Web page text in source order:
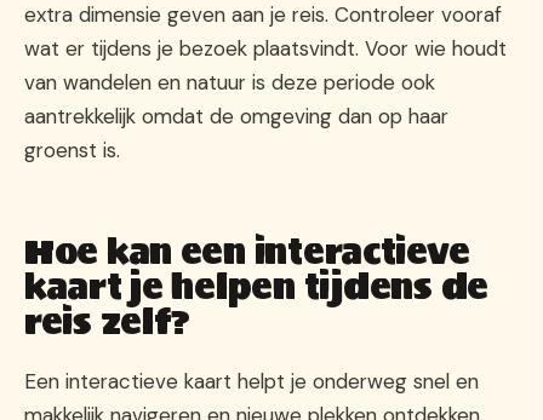
extra dimensie geven aan je reis. Controleer vooraf
wat er tijdens je bezoek plaatsvindt. Voor wie houdt
van wandelen en natuur is deze periode ook
aantrekkelijk omdat de omgeving dan op haar
groenst is.
Hoe kan een interactieve
kaart je helpen tijdens de
reis zelf?
Een interactieve kaart helpt je onderweg snel en